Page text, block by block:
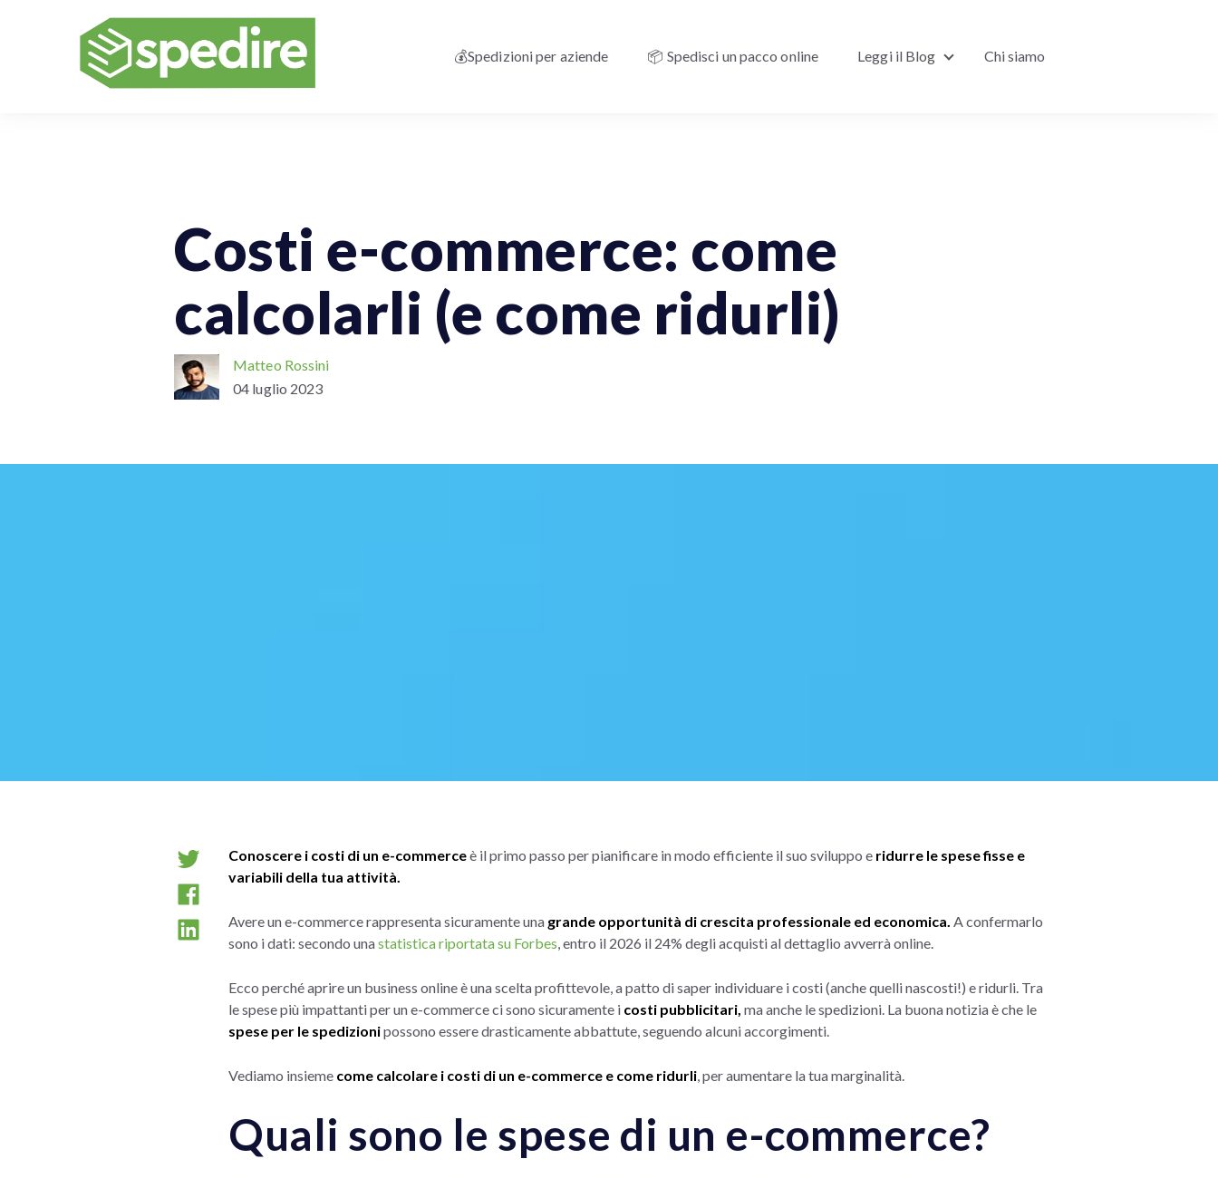
💰Spedizioni per aziende 📦 Spedisci un pacco online Leggi il Blog
Show submenu for Leggi il Blog
Chi siamo
Costi e-commerce: come
calcolarli (e come ridurli)
Matteo Rossini
04 luglio 2023
Conoscere i costi di un e-commerceè il primo passo per pianificare in modo efficiente il suo sviluppo e ridurre le spese fisse e
variabili della tua attività.
Avere un e-commerce rappresenta sicuramente una grande opportunità di crescita professionale ed economica. A confermarlo
sono i dati: secondo unastatistica riportata su Forbes, entro il 2026 il 24% degli acquisti al dettaglio avverrà online.
Ecco perché aprire un business online è una scelta profittevole, a patto di saper individuare i costi (anche quelli nascosti!) e ridurli. Tra
le spese più impattanti per un e-commerce ci sono sicuramente i costi pubblicitari, ma anche le spedizioni. La buona notizia è che le
spese per le spedizionipossono essere drasticamente abbattute, seguendo alcuni accorgimenti.
Vediamo insieme come calcolare i costi di un e-commerce e come ridurli, per aumentare la tua marginalità.
Quali sono le spese di un e-commerce?